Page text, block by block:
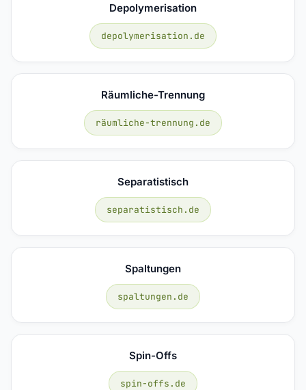
Depolymerisation
depolymerisation.de
Räumliche-Trennung
räumliche-trennung.de
Separatistisch
separatistisch.de
Spaltungen
spaltungen.de
Spin-Offs
spin-offs.de